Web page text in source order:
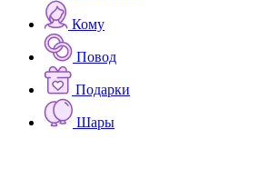
Кому
Повод
Подарки
Шары